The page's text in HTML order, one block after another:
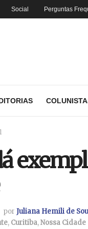
Social Perguntas
por Juliana Hemili de
, Curitiba,Nossa Cidade